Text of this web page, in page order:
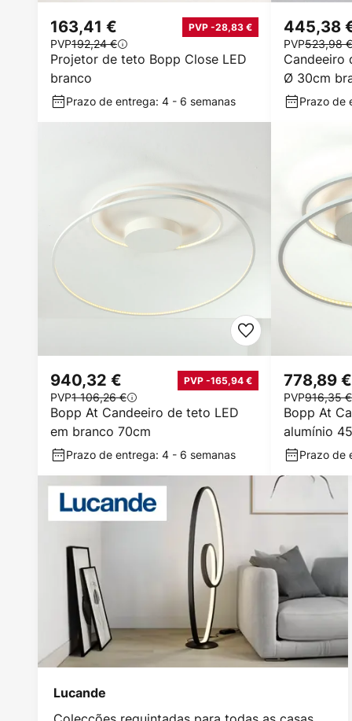
Projetor de teto Bopp Close LED
branco
163,41 € PVP -28,83 €
PVP192,24 €
Prazo de entrega: 4 - 6 semanas
Candeeiro
Ø 30cm
445,38
PVP523,98 €
Prazo de
Bopp At Candeeiro de teto LED
em branco 70cm
940,32 € PVP -165,94 €
PVP1 106,26 €
Prazo de entrega: 4 - 6 semanas
Bopp At
alumínio
778,89 €
PVP916,35 €
Prazo de
Lucande